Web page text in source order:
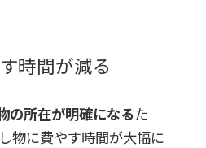
時間が減る
の所在が明確になるた
物に費やす時間が大幅に